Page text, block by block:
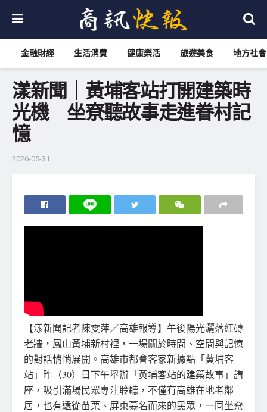
金融財經 生活消費 健康樂活 旅遊美食 地方社會
漾新聞｜黃埔客站打開建築時
光機 坐尞聽故事走進眷村記
憶
2026-05-31
【漾新聞記者陳雯萍／高雄報導】午後陽光灑落紅磚
老牆，鳳山黃埔新村裡，一場關於時間、空間與記憶
的對話悄悄展開。高雄市都會客家新據點「黃埔客
站」昨（30）日下午舉辦「黃埔客站的建築故事」講
座，吸引滿場民眾專注聆聽，不僅有高雄在地老鄰
居，也有遠從苗栗、屏東慕名而來的民眾，一同坐尞